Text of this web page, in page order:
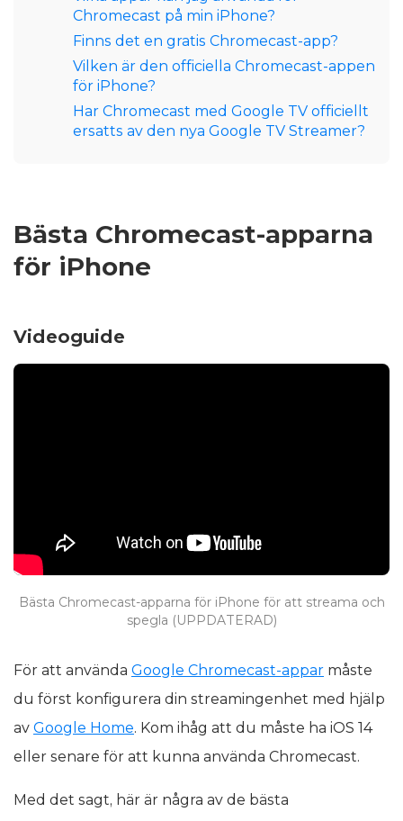
Chromecast på min iPhone?
Finns det en gratis Chromecast-app?
Vilken är den officiella Chromecast-appen
för iPhone?
Har Chromecast med Google TV officiellt
ersatts av den nya Google TV Streamer?
Bästa Chromecast-apparna
för iPhone
Videoguide
Bästa Chromecast-apparna för iPhone för att streama och
spegla (UPPDATERAD)
För att använda Google Chromecast-appar måste
du först konfigurera din streamingenhet med hjälp
av Google Home. Kom ihåg att du måste ha iOS 14
eller senare för att kunna använda Chromecast.
Med det sagt, här är några av de bästa